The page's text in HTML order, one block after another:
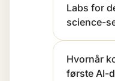
Labs for
science-
Hvornår
første AI-